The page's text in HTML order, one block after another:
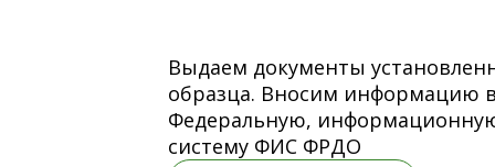
Выдаем документы
образца. Вносим информацию
Федеральную,
систему ФИС ФРДО